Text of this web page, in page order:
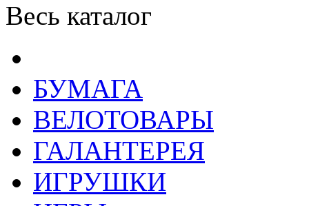
Весь каталог
БУМАГА
ВЕЛОТОВАРЫ
ГАЛАНТЕРЕЯ
ИГРУШКИ